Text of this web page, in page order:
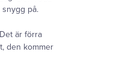
snygg på.
är förra
den kommer